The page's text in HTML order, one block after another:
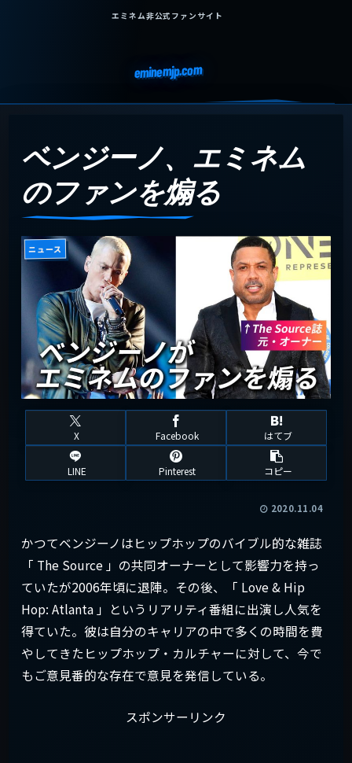
エミネム非公式ファンサイト
eminemjp.com
ベンジーノ、エミネム
のファンを煽る
ニュース
X Facebook はてブ
LINE Pinterest コピー
2020.11.04
かつてベンジーノはヒップホップのバイブル的な雑誌
「 The Source 」の共同オーナーとして影響力を持っ
ていたが2006年頃に退陣。その後、「 Love & Hip
Hop: Atlanta 」というリアリティ番組に出演し人気を
得ていた。彼は自分のキャリアの中で多くの時間を費
やしてきたヒップホップ・カルチャーに対して、今で
もご意見番的な存在で意見を発信している。
スポンサーリンク